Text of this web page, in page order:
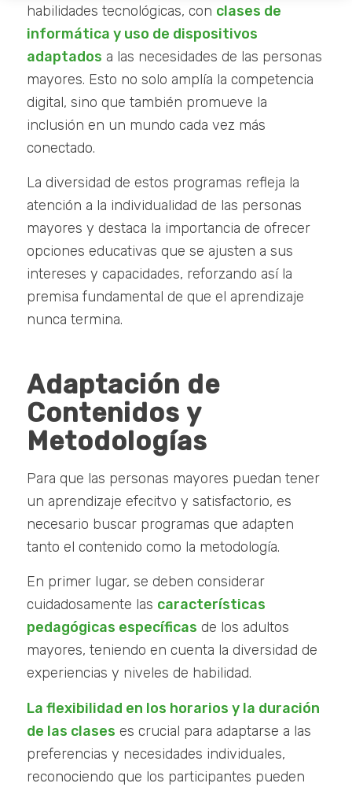
habilidades tecnológicas, con clases de
informática y uso de dispositivos
adaptados a las necesidades de las personas
mayores. Esto no solo amplía la competencia
digital, sino que también promueve la
inclusión en un mundo cada vez más
conectado.
La diversidad de estos programas refleja la
atención a la individualidad de las personas
mayores y destaca la importancia de ofrecer
opciones educativas que se ajusten a sus
intereses y capacidades, reforzando así la
premisa fundamental de que el aprendizaje
nunca termina.
Adaptación de
Contenidos y
Metodologías
Para que las personas mayores puedan tener
un aprendizaje efecitvo y satisfactorio, es
necesario buscar programas que adapten
tanto el contenido como la metodología.
En primer lugar, se deben considerar
cuidadosamente las características
pedagógicas específicas de los adultos
mayores, teniendo en cuenta la diversidad de
experiencias y niveles de habilidad.
La flexibilidad en los horarios y la duración
de las clases es crucial para adaptarse a las
preferencias y necesidades individuales,
reconociendo que los participantes pueden